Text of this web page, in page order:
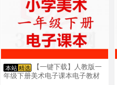
本站 精选
【一键下载】人教版一
年级下册美术电子课本电子教材